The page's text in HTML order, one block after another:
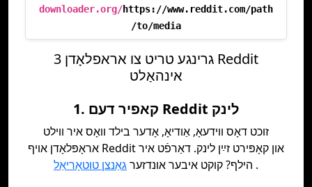
downloader.org/https://www.reddit.com/path
/to/media
3 גרינגע טריט צו אראפלאָדן Reddit
אינהאַלט
1. קאפיר דעם Reddit לינק
זוכט דאָס ווידעאָ, אַודיאָ, אָדער בילד וואָס איר ווילט
אראָפּלאָדן אויף Reddit און קאָפּירט זײַן לינק. דאַרפֿט איר
הילף? קוקט איבער אונדזערגאַנצן טוטאָריאַל .